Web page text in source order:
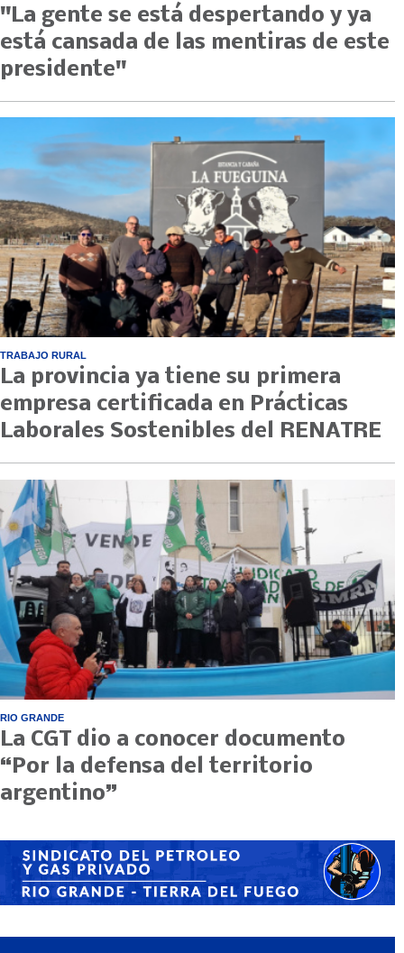
"La gente se está despertando y ya
está cansada de las mentiras de este
presidente"
TRABAJO RURAL
La provincia ya tiene su primera
empresa certificada en Prácticas
Laborales Sostenibles del RENATRE
RIO GRANDE
La CGT dio a conocer documento
“Por la defensa del territorio
argentino”